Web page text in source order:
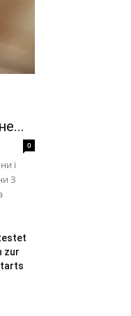
0
і
З
zur